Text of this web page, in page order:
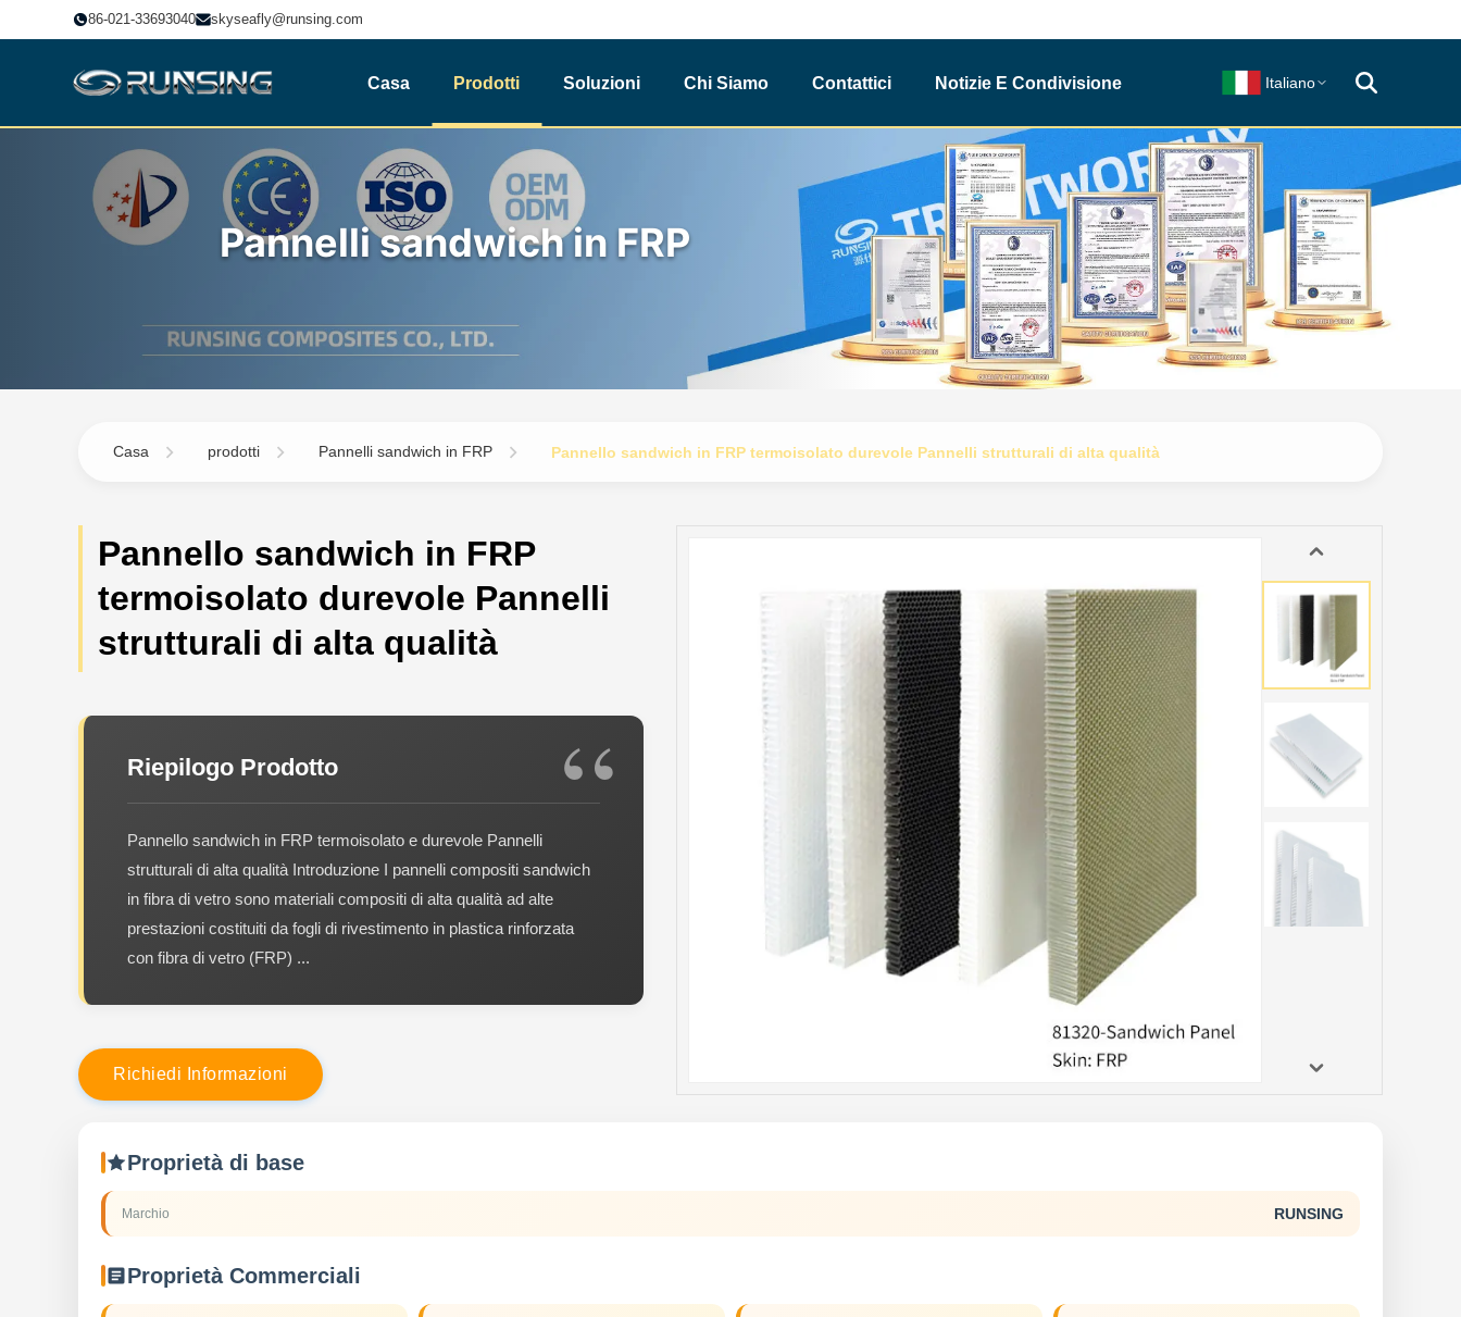
86-021-33693040 skyseafly@runsing.com
Casa Prodotti Soluzioni Chi Siamo Contattici Notizie E Condivisione Italiano
Pannelli sandwich in FRP
Casa prodotti Pannelli sandwich in FRP Pannello sandwich in FRP termoisolato durevole Pannelli strutturali di alta qualità
Pannello sandwich in FRP
termoisolato durevole Pannelli
strutturali di alta qualità
Riepilogo Prodotto
Pannello sandwich in FRP termoisolato e durevole Pannelli
strutturali di alta qualità Introduzione I pannelli compositi sandwich
in fibra di vetro sono materiali compositi di alta qualità ad alte
prestazioni costituiti da fogli di rivestimento in plastica rinforzata
con fibra di vetro (FRP) ...
Richied i nformazioni
Proprietà di base
Marchio RUNSING
Proprietà Commerciali